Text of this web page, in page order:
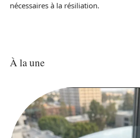
nécessaires à la résiliation.
À la une